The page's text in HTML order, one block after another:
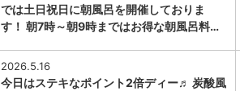
では土日祝日に朝風呂を開催しておりま
す！ 朝7時～朝9時まではお得な朝風呂料…
2026.5.16
今日はステキなポイント2倍ディー♬ 炭酸風